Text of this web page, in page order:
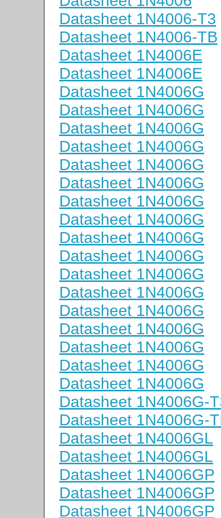
Datasheet 1N4006-T3
Datasheet 1N4006-TB
Datasheet 1N4006E
Datasheet 1N4006E
Datasheet 1N4006G
Datasheet 1N4006G
Datasheet 1N4006G
Datasheet 1N4006G
Datasheet 1N4006G
Datasheet 1N4006G
Datasheet 1N4006G
Datasheet 1N4006G
Datasheet 1N4006G
Datasheet 1N4006G
Datasheet 1N4006G
Datasheet 1N4006G
Datasheet 1N4006G
Datasheet 1N4006G
Datasheet 1N4006G
Datasheet 1N4006G
Datasheet 1N4006G
Datasheet 1N4006G-
Datasheet 1N4006G-
Datasheet 1N4006GL
Datasheet 1N4006GL
Datasheet 1N4006GP
Datasheet 1N4006GP
Datasheet 1N4006GP